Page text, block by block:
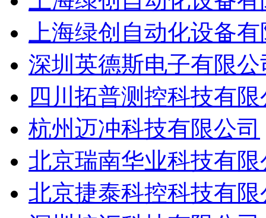
上海绿创自动化设备
深圳英德斯电子有限公
四川拓普测控科技有
杭州迈冲科技有限公司
北京瑞南华业科技有限
北京捷泰科控科技有限